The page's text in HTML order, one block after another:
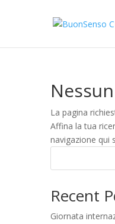
La pagina
Affina la tua
navigazione qui
Recent
Giornata